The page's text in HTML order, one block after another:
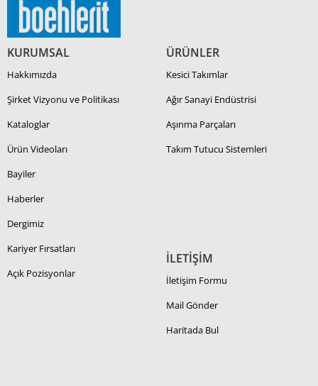
KURUMSAL
Hakkımızda
Şirket Vizyonu ve Politikası
Kataloglar
Ürün Videoları
Bayiler
Haberler
Dergimiz
Kariyer Fırsatları
Açık Pozisyonlar
ÜRÜNLER
Kesici Takımlar
Ağır Sanayi Endüstrisi
Aşınma Parçaları
Takım Tutucu Sistemleri
İLETİŞİM
İletişim Formu
Mail Gönder
Haritada Bul